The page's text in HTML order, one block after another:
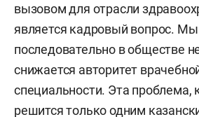
вызовом для отрасли
является кадровый вопрос.
последовательно в обществе
снижается авторитет
специальности. Эта проблема,
решится только одним